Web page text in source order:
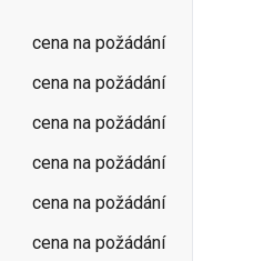
cena na požádání
cena na požádání
cena na požádání
cena na požádání
cena na požádání
cena na požádání